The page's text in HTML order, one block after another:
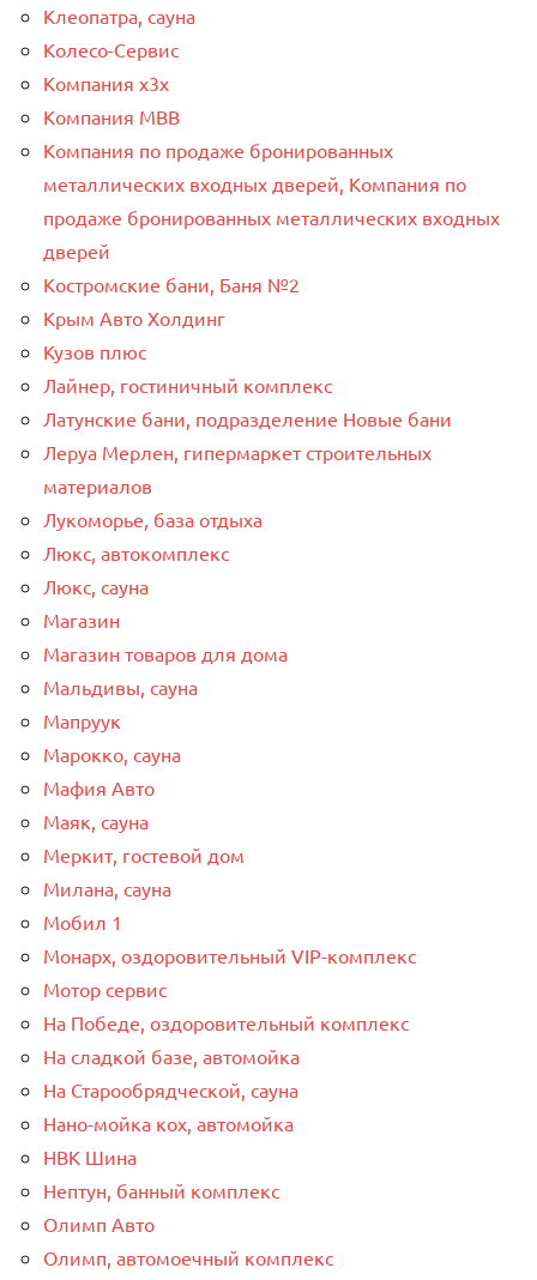
Клеопатра, сауна
Колесо-Сервис
Компания x3x
Компания МВВ
Компания по продаже бронированных
металлических входных дверей, Компания по
продаже бронированных металлических входных
дверей
Костромские бани, Баня №2
Крым Авто Холдинг
Кузов плюс
Лайнер, гостиничный комплекс
Латунские бани, подразделение Новые бани
Леруа Мерлен, гипермаркет строительных
материалов
Лукоморье, база отдыха
Люкс, автокомплекс
Люкс, сауна
Магазин
Магазин товаров для дома
Мальдивы, сауна
Мапруук
Марокко, сауна
Мафия Авто
Маяк, сауна
Меркит, гостевой дом
Милана, сауна
Мобил 1
Монарх, оздоровительный VIP-комплекс
Мотор сервис
На Победе, оздоровительный комплекс
На сладкой базе, автомойка
На Старообрядческой, сауна
Нано-мойка кох, автомойка
НВК Шина
Нептун, банный комплекс
Олимп Авто
Олимп, автомоечный комплекс